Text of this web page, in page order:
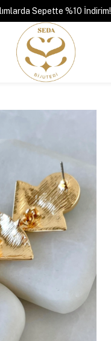
Sepette %10 İndirim!